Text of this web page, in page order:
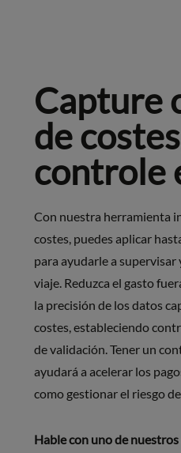
Capture
de
controle
Con nuestra herramienta
costes, puedes aplicar
para ayudarle a supervisar
viaje. Reduzca el gasto
la precisión de los datos
costes, estableciendo
de validación. Tener un
ayudará a acelerar los
como gestionar el riesgo
Hable con uno de